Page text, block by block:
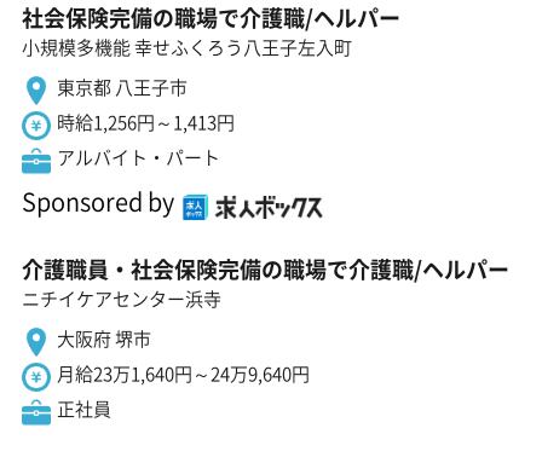
社会保険完備の職場で介護職/ヘルパー
小規模多機能 幸せふくろう八王子左入町
東京都 八王子市
時給1,256円～1,413円
アルバイト・パート
Sponsored by
介護職員・社会保険完備の職場で介護職/ヘルパー
ニチイケアセンター浜寺
大阪府 堺市
月給23万1,640円～24万9,640円
正社員